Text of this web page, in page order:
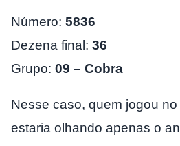
Número: 5836
Dezena final: 36
Grupo: 09 – Cobra
Nesse caso, quem jogou
estaria olhando apenas o